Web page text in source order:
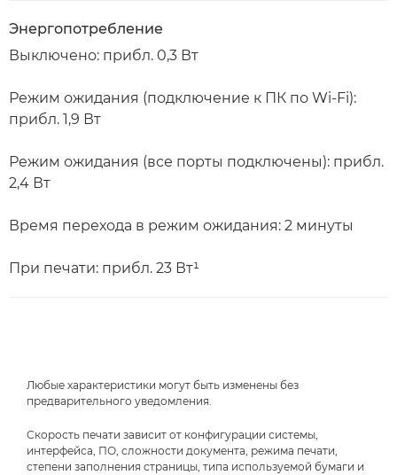
Энергопотребление
Выключено: прибл. 0,3 Вт
Режим ожидания (подключение к ПК по Wi-Fi):
прибл. 1,9 Вт
Режим ожидания (все порты подключены): прибл.
2,4 Вт
Время перехода в режим ожидания: 2 минуты
При печати: прибл. 23 Вт¹
Любые характеристики могут быть изменены без
предварительного уведомления.
Скорость печати зависит от конфигурации системы,
интерфейса, ПО, сложности документа, режима печати,
степени заполнения страницы, типа используемой бумаги и